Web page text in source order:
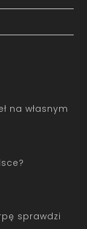
na własnym
sprawdzi